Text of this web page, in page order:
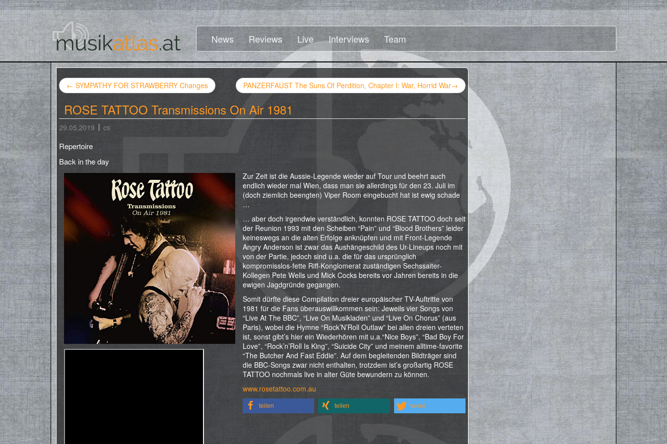
News Reviews Live Interviews Team
← SYMPATHY FOR STRAWBERRY Changes PANZERFAUST The Suns Of Perdition, Chapter I: War, Horrid War→
ROSE TATTOO Transmissions On Air 1981
29.05.2019 cs
Repertoire
Back in the day
Zur Zeit ist die Aussie-Legende wieder auf Tour und beehrt auch
endlich wieder mal Wien, dass man sie allerdings für den 23. Juli im
(doch ziemlich beengten) Viper Room eingebucht hat ist ewig schade
…
… aber doch irgendwie verständlich, konnten ROSE TATTOO doch seit
der Reunion 1993 mit den Scheiben “Pain” und “Blood Brothers” leider
keineswegs an die alten Erfolge anknüpfen und mit Front-Legende
Angry Anderson ist zwar das Aushängeschild des Ur-Lineups noch mit
von der Partie, jedoch sind u.a. die für das ursprünglich
kompromisslos-fette Riff-Konglomerat zuständigen Sechssaiter-
Kollegen Pete Wells und Mick Cocks bereits vor Jahren bereits in die
ewigen Jagdgründe gegangen.
Somit dürfte diese Compilation dreier europäischer TV-Auftritte von
1981 für die Fans überauswillkommen sein: Jeweils vier Songs von
“Live At The BBC”, “Live On Musikladen” und “Live On Chorus” (aus
Paris), wobei die Hymne “Rock’N’Roll Outlaw” bei allen dreien verteten
ist, sonst gibt’s hier ein Wiederhören mit u.a.“Nice Boys”, “Bad Boy For
Love”, “Rock’n’Roll Is King”, “Suicide City” und meinem alltime-favorite
“The Butcher And Fast Eddie”. Auf dem begleitenden Bildträger sind
die BBC-Songs zwar nicht enthalten, trotzdem ist’s großartig ROSE
TATTOO nochmals live in alter Güte bewundern zu können.
www.rosetattoo.com.au
teilen teilen tweet